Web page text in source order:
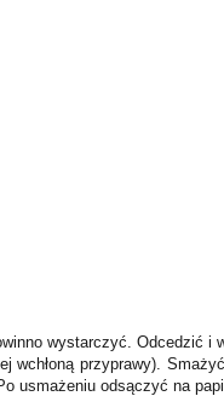
wystarczyć. Odcedzić i
wchłoną przyprawy).
usmażeniu odsączyć na